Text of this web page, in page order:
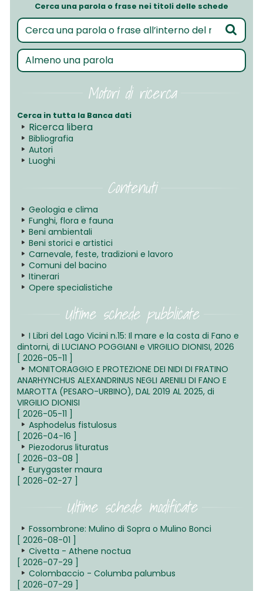
Cerca una parola o frase nei titoli delle schede
Motori di ricerca
Cerca in tutta la Banca dati
Ricerca libera
Bibliografia
Autori
Luoghi
Contenuti
Geologia e clima
Funghi, flora e fauna
Beni ambientali
Beni storici e artistici
Carnevale, feste, tradizioni e lavoro
Comuni del bacino
Itinerari
Opere specialistiche
Ultime schede pubblicate
I Libri del Lago Vicini n.15: Il mare e la costa di Fano e
dintorni, di LUCIANO POGGIANI e VIRGILIO DIONISI, 2026
[ 2026-05-11 ]
MONITORAGGIO E PROTEZIONE DEI NIDI DI FRATINO
ANARHYNCHUS ALEXANDRINUS NEGLI ARENILI DI FANO E
MAROTTA (PESARO-URBINO), DAL 2019 AL 2025, di
VIRGILIO DIONISI
[ 2026-05-11 ]
Asphodelus fistulosus
[ 2026-04-16 ]
Piezodorus lituratus
[ 2026-03-08 ]
Eurygaster maura
[ 2026-02-27 ]
Ultime schede modificate
Fossombrone: Mulino di Sopra o Mulino Bonci
[ 2026-08-01 ]
Civetta - Athene noctua
[ 2026-07-29 ]
Colombaccio - Columba palumbus
[ 2026-07-29 ]